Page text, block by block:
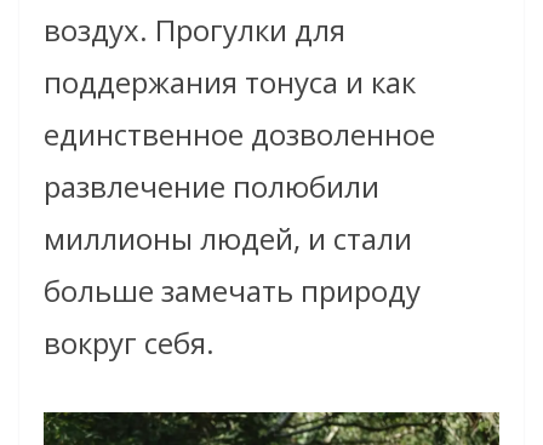
воздух. Прогулки для
поддержания тонуса и как
единственное дозволенное
развлечение полюбили
миллионы людей, и стали
больше замечать природу
вокруг себя.